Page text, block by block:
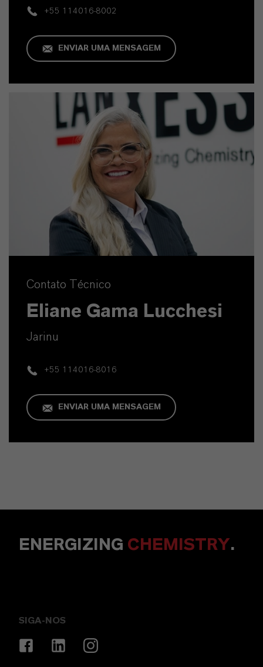
+55 114016-8002
ENVIAR UMA MENSAGEM
Contato Técnico
Eliane Gama Lucchesi
Jarinu
+55 114016-8016
ENVIAR UMA MENSAGEM
ENERGIZING CHEMISTRY.
SIGA-NOS